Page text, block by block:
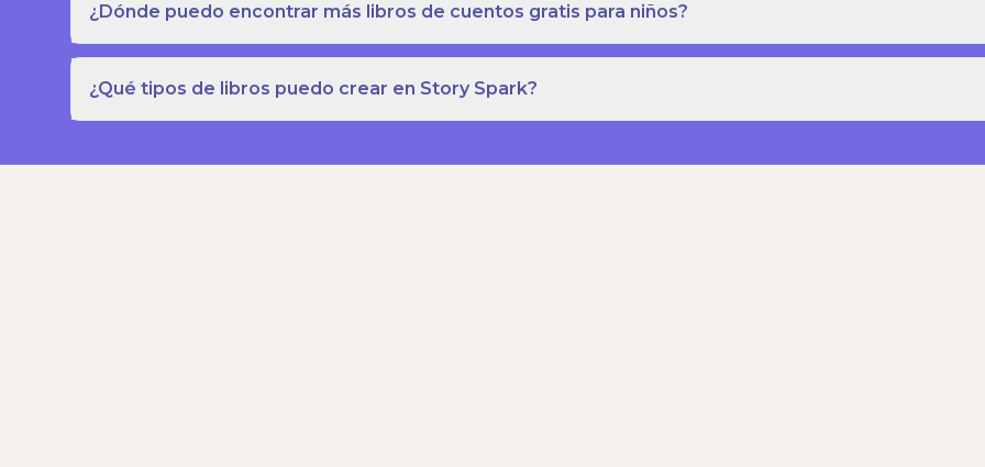
¿Dónde puedo encontrar más libros de cuentos gratis para niños?
¿Qué tipos de libros puedo crear en Story Spark?